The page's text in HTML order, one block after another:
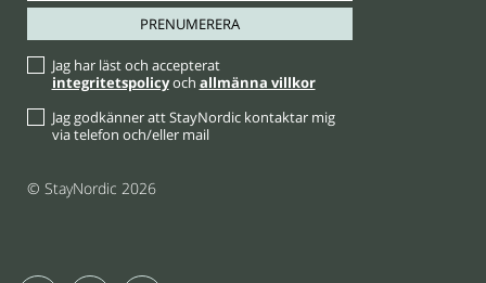
Jag har läst och accepterat
integritetspolicyoch allmänna villkor
Jag godkänner att StayNordic kontaktar mig
via telefon och/eller mail
© StayNordic 2026